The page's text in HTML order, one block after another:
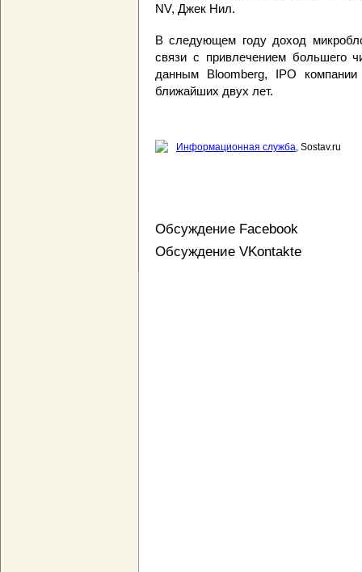
NV, Джек Нил.
В следующем году доход
связи с привлечением большего
данным Bloomberg, IPO
ближайших двух лет.
Информационная служба, Sostav.ru
Обсуждение Facebook
Обсуждение VKontakte